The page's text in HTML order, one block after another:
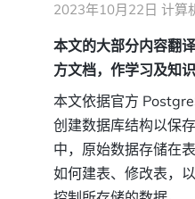
2023年10月22日 计算
本文的大部分内容翻
方文档，作学习及知
本文依据官方
创建数据库结构以保
中，原始数据存储在
如何建表、修改表，